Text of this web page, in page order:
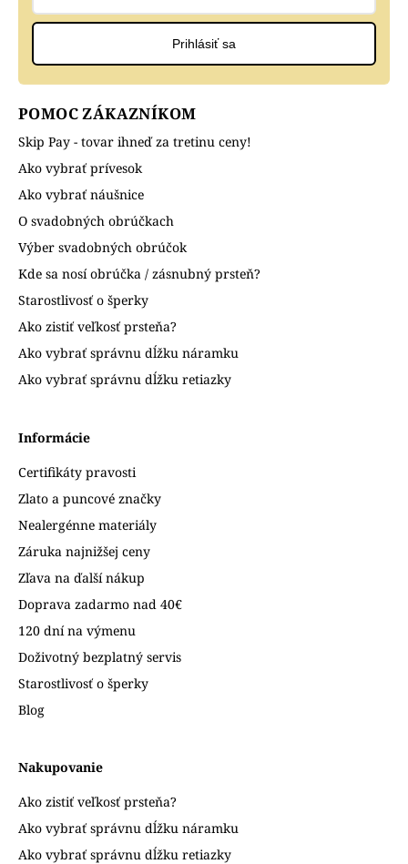
POMOC ZÁKAZNÍKOM
Skip Pay - tovar ihneď za tretinu ceny!
Ako vybrať prívesok
Ako vybrať náušnice
O svadobných obrúčkach
Výber svadobných obrúčok
Kde sa nosí obrúčka / zásnubný prsteň?
Starostlivosť o šperky
Ako zistiť veľkosť prsteňa?
Ako vybrať správnu dĺžku náramku
Ako vybrať správnu dĺžku retiazky
Informácie
Certifikáty pravosti
Zlato a puncové značky
Nealergénne materiály
Záruka najnižšej ceny
Zľava na ďalší nákup
Doprava zadarmo nad 40€
120 dní na výmenu
Doživotný bezplatný servis
Starostlivosť o šperky
Blog
Nakupovanie
Ako zistiť veľkosť prsteňa?
Ako vybrať správnu dĺžku náramku
Ako vybrať správnu dĺžku retiazky
Prihlásiť sa